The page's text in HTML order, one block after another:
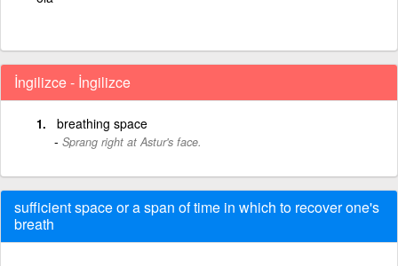
İngilizce - İngilizce
breathing space
Sprang right at Astur's face.
sufficient space or a span of time in which to recover one's
breath